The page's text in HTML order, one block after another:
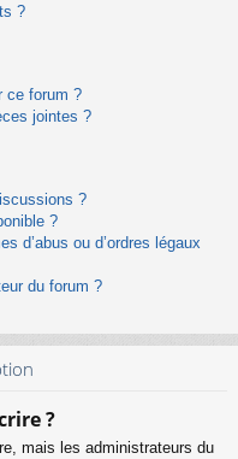
?
ce forum ?
jointes ?
?
?
d’abus ou d’ordres légaux
du forum ?
?
mais les administrateurs du